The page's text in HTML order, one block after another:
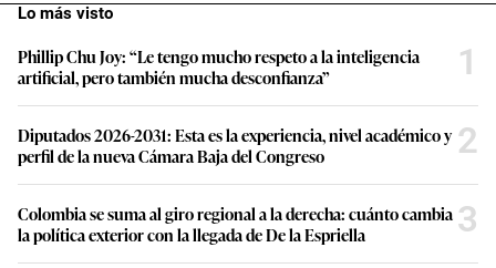
Lo más visto
Phillip Chu Joy: “Le tengo mucho respeto a la inteligencia
artificial, pero también mucha desconfianza”
1
Diputados 2026-2031: Esta es la experiencia, nivel académico y
perfil de la nueva Cámara Baja del Congreso
2
Colombia se suma al giro regional a la derecha: cuánto cambia
la política exterior con la llegada de De la Espriella
3